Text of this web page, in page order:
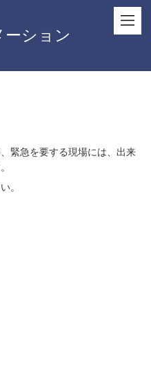
ーション
緊急を要する現場には、出来
。